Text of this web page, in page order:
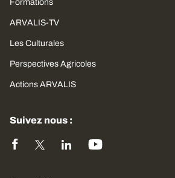
Formations
ARVALIS-TV
Les Culturales
Perspectives Agricoles
Actions ARVALIS
Suivez nous :